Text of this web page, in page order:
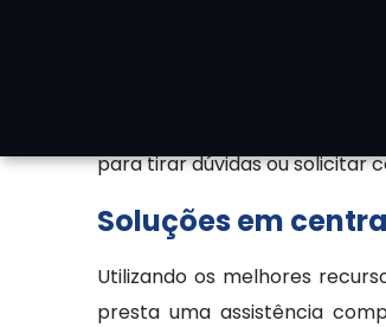
Segurança, uma empresa
oferecendo serviços gerais
canais de comunicação
para tirar dúvidas ou solicitar
Soluções em
Utilizando os melhores
presta uma assistência